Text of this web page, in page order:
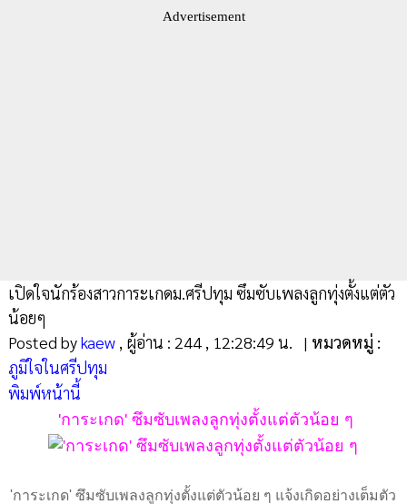
Advertisement
เปิดใจนักร้องสาวการะเกดม.ศรีปทุม ซึมซับเพลงลูกทุ่งตั้งแต่ตัว
น้อยๆ
Posted bykaew , ผู้อ่าน : 244 , 12:28:49 น. | หมวดหมู่ :
ภูมิใจในศรีปทุม
พิมพ์หน้านี้
'การะเกด' ซึมซับเพลงลูกทุ่งตั้งแต่ตัวน้อย ๆ
'การะเกด' ซึมซับเพลงลูกทุ่งตั้งแต่ตัวน้อย ๆ แจ้งเกิดอย่างเต็มตัว